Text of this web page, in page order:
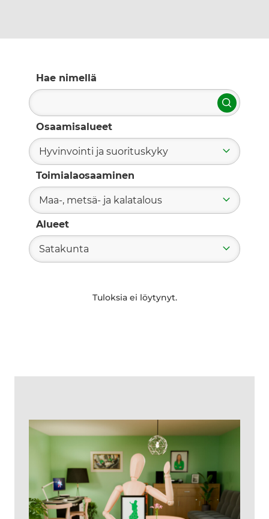
Hae nimellä
Hae
Osaamisalueet
Hyvinvointi ja suorituskyky
Toimialaosaaminen
Maa-, metsä- ja kalatalous
Alueet
Satakunta
Tuloksia ei löytynyt.